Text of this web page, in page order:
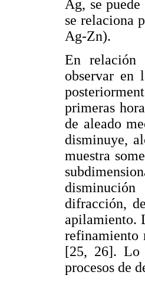
Ag, se
se relaciona
Ag-Zn).
En relación
observar en
primeras
de aleado
disminuye,
muestra
difracción,
apilamiento.
refinamiento
[25, 26]. Lo
procesos de